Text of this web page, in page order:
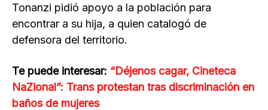
Tonanzi pidió apoyo a la población para
encontrar a su hija, a quien catalogó de
defensora del territorio.
Te puede interesar: “Déjenos cagar, Cineteca
NaZional”: Trans protestan tras discriminación en
baños de mujeres